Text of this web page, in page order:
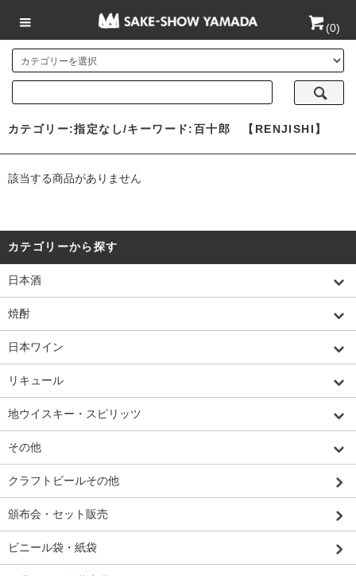
(0)
カテゴリー:指定なし/キーワード:百十郎 【RENJISHI】
該当する商品がありません
カテゴリーから探す
日本酒
焼酎
日本ワイン
リキュール
地ウイスキー・スピリッツ
その他
クラフトビールその他
頒布会・セット販売
ビニール袋・紙袋